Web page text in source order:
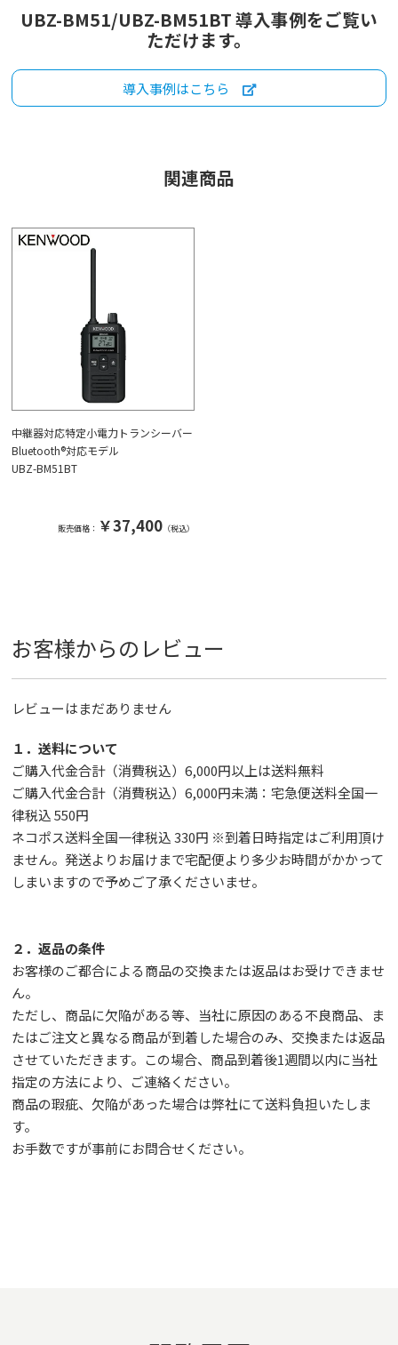
UBZ-BM51/UBZ-BM51BT 導入事例をご覧い
ただけます。
導入事例はこちら
関連商品
中継器対応特定小電力トランシーバー
Bluetooth®対応モデル
UBZ-BM51BT
販売価格： ￥37,400（税込）
お客様からのレビュー
レビューはまだありません
１．送料について
ご購入代金合計（消費税込）6,000円以上は送料無料
ご購入代金合計（消費税込）6,000円未満：宅急便送料全国一
律税込 550円
ネコポス送料全国一律税込 330円 ※到着日時指定はご利用頂け
ません。発送よりお届けまで宅配便より多少お時間がかかって
しまいますので予めご了承くださいませ。
２．返品の条件
お客様のご都合による商品の交換または返品はお受けできませ
ん。
ただし、 商品に欠陥がある等、当社に原因のある不良商品、ま
たはご注文と異なる商品が到着した場合のみ、交換または返品
させていただきます。この場合、商品到着後1週間以内に当社
指定の方法により、ご連絡ください。
商品の瑕疵、欠陥があった場合は弊社にて送料負担いたしま
す。
お手数ですが事前にお問合せください。